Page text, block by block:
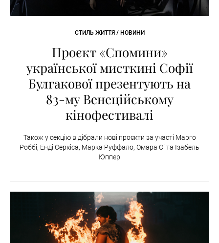
СТИЛЬ ЖИТТЯ / НОВИНИ
Проєкт «Спомини»
української мисткині Софії
Булгакової презентують на
83-му Венеційському
кінофестивалі
Також у секцію відібрали нові проєкти за участі Марго
Роббі, Енді Серкіса, Марка Руффало, Омара Сі та Ізабель
Юппер